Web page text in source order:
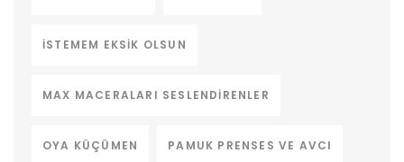
ISTEMEM EKSIK OLSUN
MAX MACERALARI SESLENDIRENLER
OYA KÜÇÜMEN PAMUK PRENSES VE AVCI